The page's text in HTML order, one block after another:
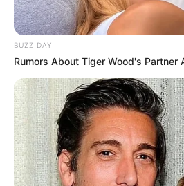
BUZZ DAY
Rumors About Tiger Wood's Partner